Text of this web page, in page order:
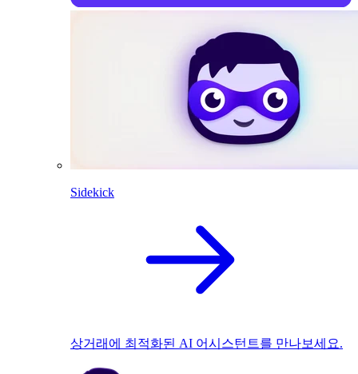
Sidekick
상거래에 최적화된 AI 어시스턴트를 만나보세요.